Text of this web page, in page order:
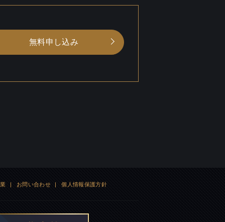
無料申し込み
| お問い合わせ | 個人情報保護方針